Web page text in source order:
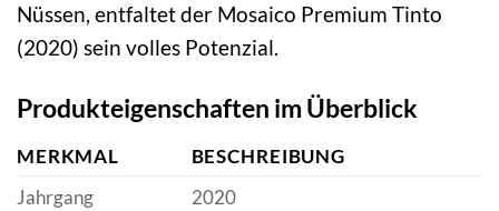
Nüssen, entfaltet der Mosaico Premium Tinto
(2020) sein volles Potenzial.
Produkteigenschaften im Überblick
MERKMAL
BESCHREIBUNG
Jahrgang
2020